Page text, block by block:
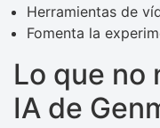
Herramientas de
Fomenta la
Lo que no
IA de